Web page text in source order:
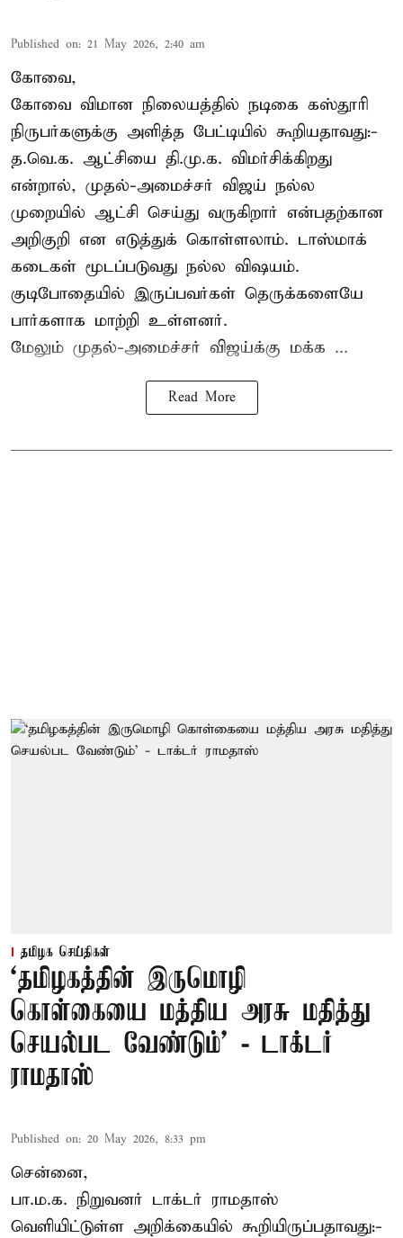
Published on: 21 May 2026, 2:40 am
கோவை,
கோவை விமான நிலையத்தில் நடிகை கஸ்தூரி
நிருபர்களுக்கு அளித்த பேட்டியில் கூறியதாவது:-
த.வெ.க. ஆட்சியை தி.மு.க. விமர்சிக்கிறது
என்றால், முதல்-அமைச்சர் விஜய் நல்ல
முறையில் ஆட்சி செய்து வருகிறார் என்பதற்கான
அறிகுறி என எடுத்துக் கொள்ளலாம். டாஸ்மாக்
கடைகள் மூடப்படுவது நல்ல விஷயம்.
குடிபோதையில் இருப்பவர்கள் தெருக்களையே
பார்களாக மாற்றி உள்ளனர்.
மேலும் முதல்-அமைச்சர் விஜய்க்கு மக்க ...
Read More
தமிழக செய்திகள்
‘தமிழகத்தின் இருமொழி
கொள்கையை மத்திய அரசு மதித்து
செயல்பட வேண்டும்’ - டாக்டர்
ராமதாஸ்
Published on: 20 May 2026, 8:33 pm
சென்னை,
பா.ம.க. நிறுவனர் டாக்டர் ராமதாஸ்
வெளியிட்டுள்ள அறிக்கையில் கூறியிருப்பதாவது:-